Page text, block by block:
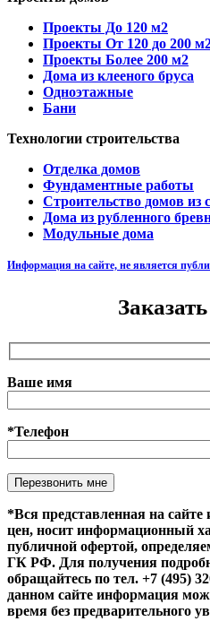
Проекты До 120 м2
Проекты От 120 до 200
Проекты Более 200 м2
Дома из клееного бруса
Одноэтажные
Бани
Технологии строительства
Отделка домов
Фундаментные работы
Строительство домов из
Дома из рубленного
Модульные дома
Информация на сайте, не является
Ваше имя
*Телефон
Оставьте это поле пустым.
*Вся представленная на
цен, носит информационный
публичной офертой,
ГК РФ. Для получения
обращайтесь по тел. +7 (495)
данном сайте информация
время без предварительного